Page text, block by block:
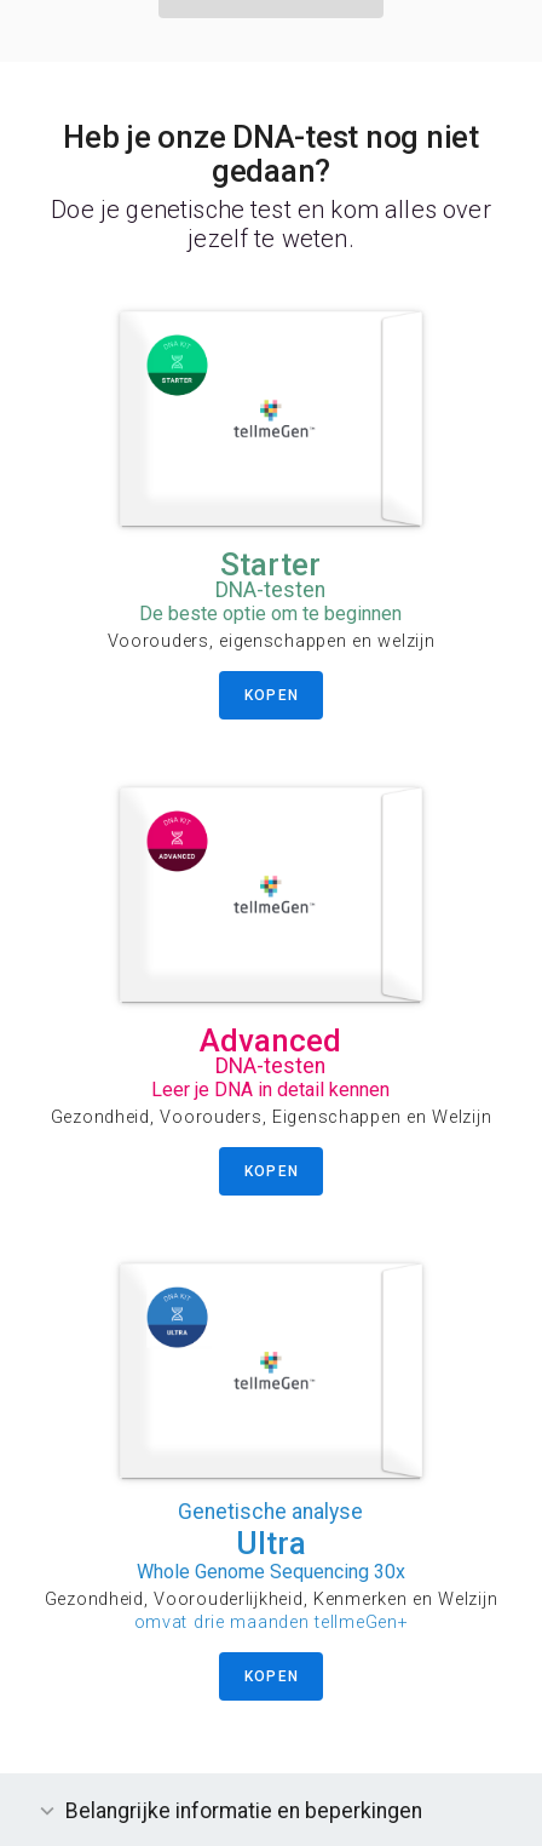
Heb je onze DNA-test nog niet
gedaan?
Doe je genetische test en kom alles over
jezelf te weten.
Starter
DNA-testen
De beste optie om te beginnen
Voorouders, eigenschappen en welzijn
KOPEN
Advanced
DNA-testen
Leer je DNA in detail kennen
Gezondheid, Voorouders, Eigenschappen en Welzijn
KOPEN
Genetische analyse
Ultra
Whole Genome Sequencing 30x
Gezondheid, Voorouderlijkheid, Kenmerken en Welzijn
omvat drie maanden tellmeGen+
KOPEN
Belangrijke informatie en beperkingen